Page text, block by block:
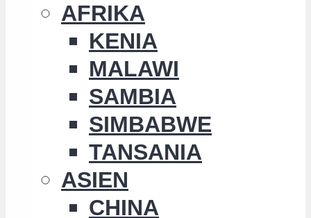
AFRIKA
KENIA
MALAWI
SAMBIA
SIMBABWE
TANSANIA
ASIEN
CHINA